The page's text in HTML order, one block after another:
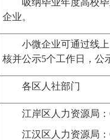
企业。
小微企业可通过线
核并公示5个工作日 ， 公
各区 人社部门
江岸区人力资源局：
江汉区人力资源局：